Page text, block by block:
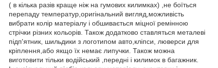
( в кілька разів краще ніж на гумових килимках) ,не боїться
перепаду температур,оригінальний вигляд,можливість
вибрати колір матеріалу і обшивається міцної ремінною
стрічки різних кольорів. Також додатково ставляться металеві
підп'ятник, шильдики з логотипом авто,кліпси, люверси для
кріплення,або якщо їх немає липучки. Також можна
виготовити тільки водійський ,передні і килимок в багажник.